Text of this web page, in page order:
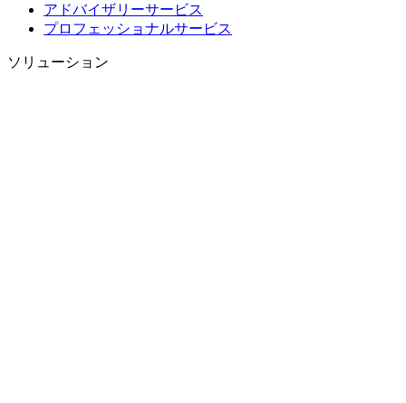
アドバイザリーサービス
プロフェッショナルサービス
ソリューション